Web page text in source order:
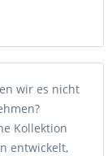
wir es nicht
Kollektion
entwickelt,